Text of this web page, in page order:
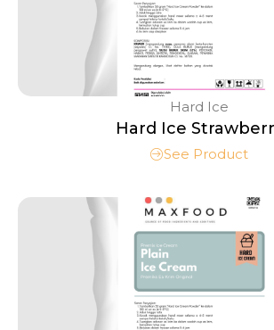
Hard Ice
Hard Ice
See Product